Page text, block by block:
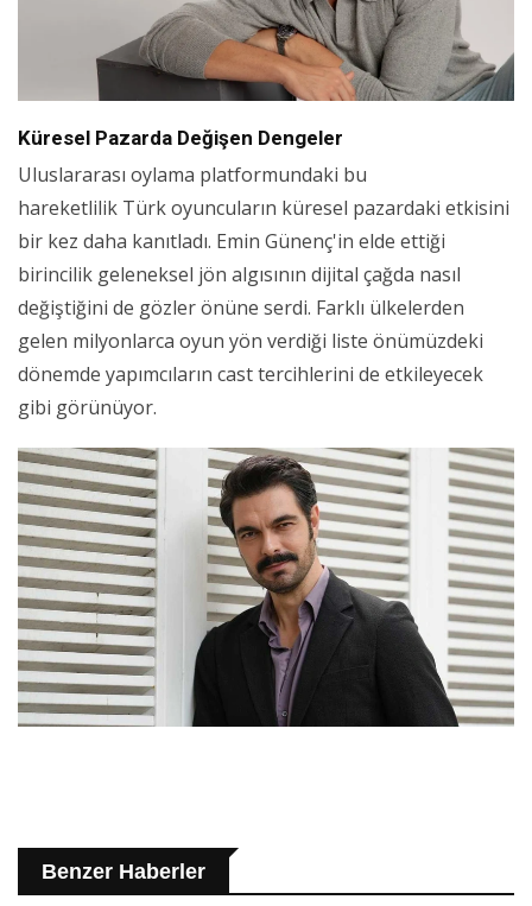
Küresel Pazarda Değişen Dengeler
Uluslararası oylama platformundaki bu
hareketlilik Türk oyuncuların küresel pazardaki etkisini
bir kez daha kanıtladı. Emin Günenç'in elde ettiği
birincilik geleneksel jön algısının dijital çağda nasıl
değiştiğini de gözler önüne serdi. Farklı ülkelerden
gelen milyonlarca oyun yön verdiği liste önümüzdeki
dönemde yapımcıların cast tercihlerini de etkileyecek
gibi görünüyor.
Benzer Haberler